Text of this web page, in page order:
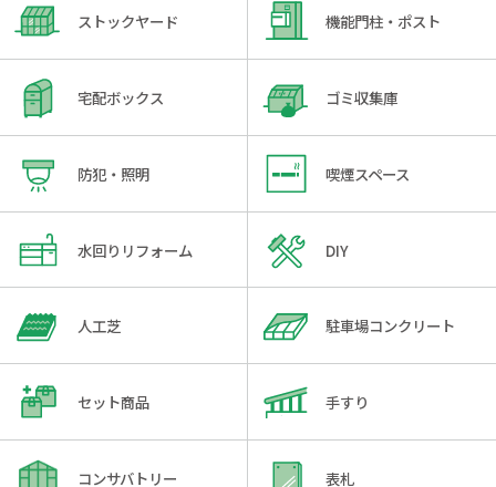
ストックヤード 機能門柱・ポスト
宅配ボックス ゴミ収集庫
防犯・照明 喫煙スペース
水回りリフォーム DIY
人工芝 駐車場コンクリート
セット商品 手すり
コンサバトリー 表札